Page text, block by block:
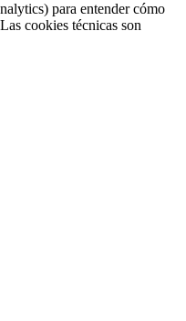
para entender cómo
cookies técnicas son